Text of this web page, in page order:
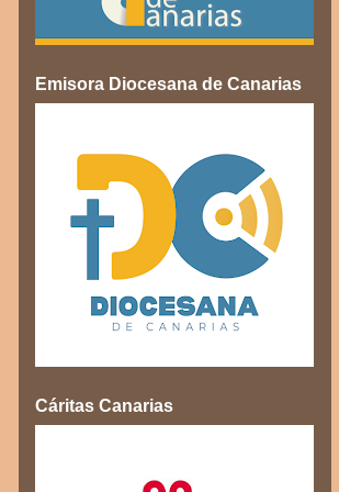
Emisora Diocesana de Canarias
Cáritas Canarias